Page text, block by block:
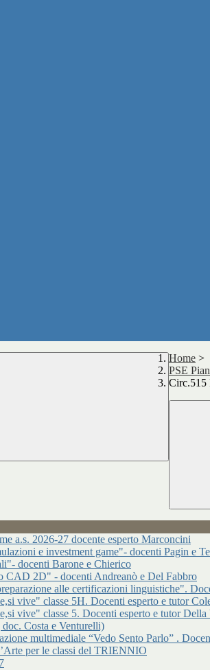
Home >
PSE
Circ.515
a.s. 2026-27 docente esperto Marconcini
e investment game"- docenti Pagin e
docenti Barone e Chierico
CAD 2D" - docenti Andreanò e Del Fabbro
alle certificazioni linguistiche".
vive" classe 5H. Docenti esperto e tutor
vive" classe 5. Docenti esperto e tutor Della
Costa e Venturelli)
multimediale “Vedo Sento Parlo” .
per le classi del TRIENNIO